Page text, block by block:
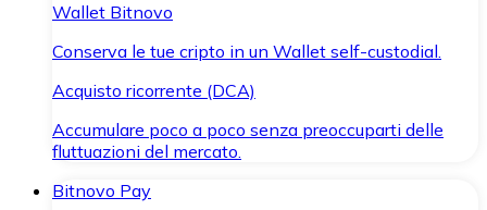
Wallet Bitnovo
Conserva le tue cripto in un Wallet self-custodial.
Acquisto ricorrente (DCA)
Accumulare poco a poco senza preoccuparti delle
fluttuazioni del mercato.
Bitnovo Pay